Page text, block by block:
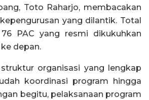
Toto Raharjo, membacakan
yang dilantik. Total
PAC yang resmi dikukuhkan
depan.
organisasi yang lengkap
koordinasi program hingga
begitu, pelaksanaan program